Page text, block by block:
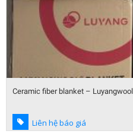
Ceramic fiber blanket – Luyangwool
Liên hệ báo giá